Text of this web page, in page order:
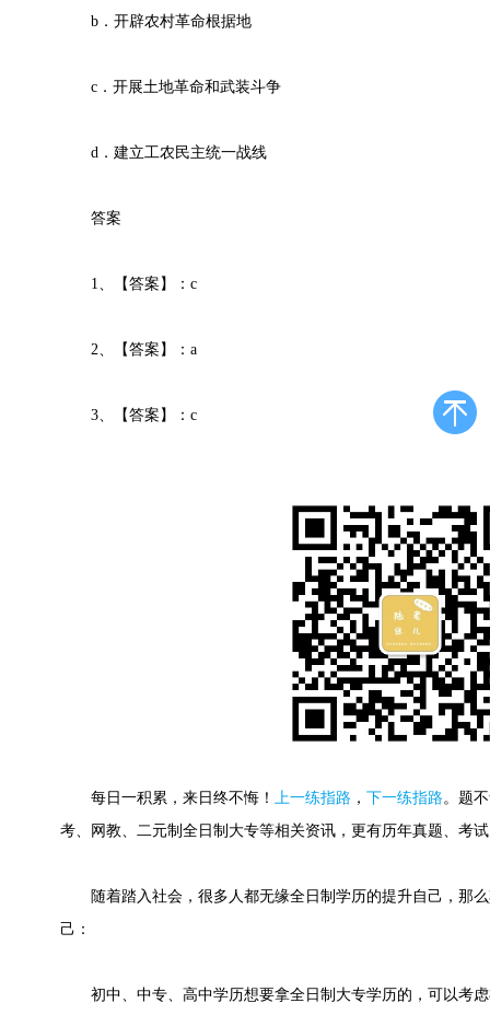
b．开辟农村革命根据地
c．开展土地革命和武装斗争
d．建立工农民主统一战线
答案
1、【答案】：c
2、【答案】：a
3、【答案】：c
每日一积累，来日终不悔！ 上一练指路 ， 下一练指路。 题
考、网教、二元制全日制大专等相关资讯，更有历年真题、考
随着踏入社会，很多人都无缘全日制学历的提升自己，那么
己：
初中、中专、高中学历想要拿全日制大专学历的，可以考虑